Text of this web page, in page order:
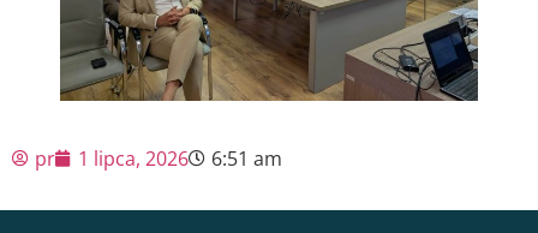
pr 1 lipca, 2026 6:51 am